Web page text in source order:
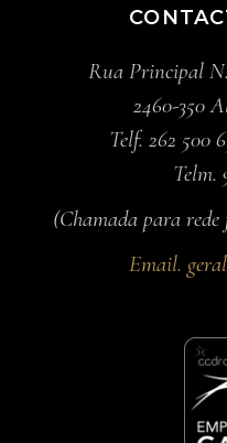
Rua Principal
2460-350
Telf. 262 500
Telm.
(Chamada para
Email.